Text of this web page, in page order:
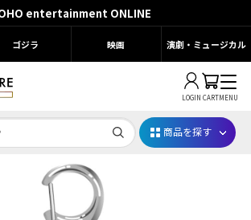
entertainment ONLINE
ゴジラ 映画 演劇・ミュージカル
LOGIN CARTMENU
FES.2026
商品を探す